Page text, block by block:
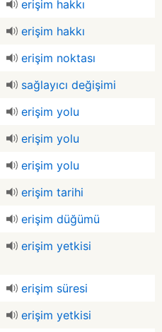
erişim hakkı
erişim hakkı
erişim noktası
sağlayıcı değişimi
erişim yolu
erişim yolu
erişim yolu
erişim tarihi
erişim düğümü
erişim yetkisi
erişim süresi
erişim yetkisi